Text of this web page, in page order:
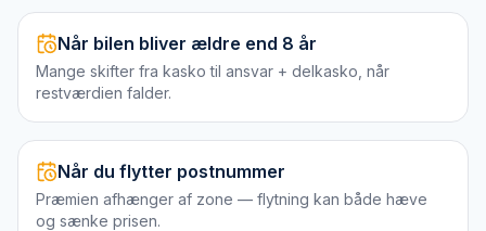
Når bilen bliver ældre end 8 år
Mange skifter fra kasko til ansvar + delkasko, når
restværdien falder.
Når du flytter postnummer
Præmien afhænger af zone — flytning kan både hæve
og sænke prisen.